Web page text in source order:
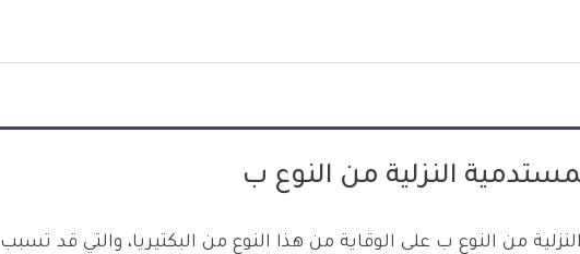
النزلية من النوع ب
من النوع ب على الوقاية من هذا النوع من البكتيريا، والتي قد تسبب